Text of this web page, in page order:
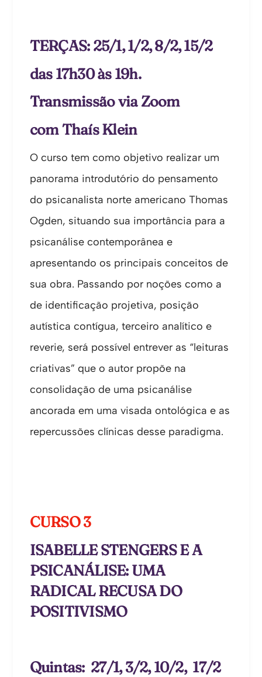
TERÇAS:25/1, 1/2, 8/2, 15/2
das 17h30 às 19h.
Transmissão via Zoom
com Thaís Klein
O curso tem como objetivo realizar um
panorama introdutório do pensamento
do psicanalista norte americano Thomas
Ogden, situando sua importância para a
psicanálise contemporânea e
apresentando os principais conceitos de
sua obra. Passando por noções como a
de identificação projetiva, posição
autística contígua, terceiro analítico e
reverie, será possível entrever as “leituras
criativas” que o autor propõe na
consolidação de uma psicanálise
ancorada em uma visada ontológica e as
repercussões clínicas desse paradigma.
CURSO 3
ISABELLE STENGERS E A
PSICANÁLISE: UMA
RADICAL RECUSA DO
POSITIVISMO
Quintas: 27/1, 3/2, 10/2, 17/2